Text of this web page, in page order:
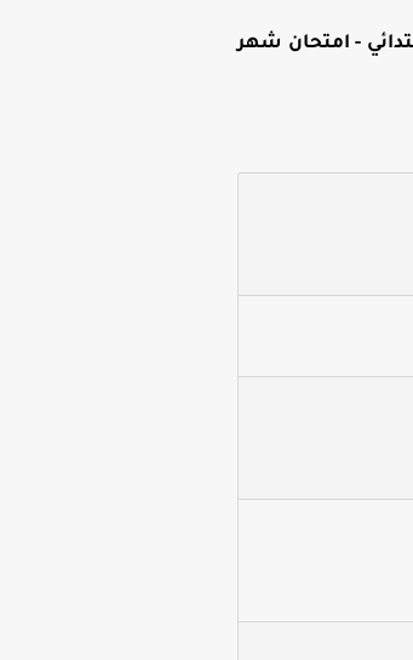
- امتحان شهر